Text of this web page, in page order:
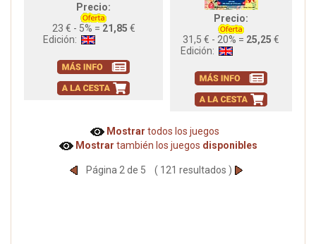
Precio:
23 € - 5% = 21,85 €
Edición:
Precio:
31,5 € - 20% = 25,25 €
Edición:
Mostrar todos los juegos
Mostrar también los juegos disponibles
Página 2 de 5 ( 121 resultados )